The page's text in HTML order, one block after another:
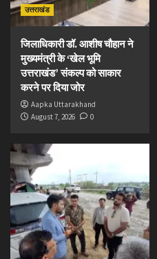
उत्तराखंड
जिलाधिकारी डॉ. आशीष चौहान ने
मुख्यमंत्री के ‘खेल भूमि
उत्तराखंड’ संकल्प को साकार
करने पर दिया जोर
Aapka Uttarakhand
August 7, 2026
0